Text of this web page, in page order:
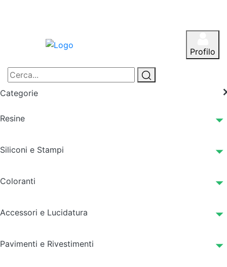
Profilo
Categorie
Resine
Siliconi e Stampi
Coloranti
Accessori e Lucidatura
Pavimenti e Rivestimenti